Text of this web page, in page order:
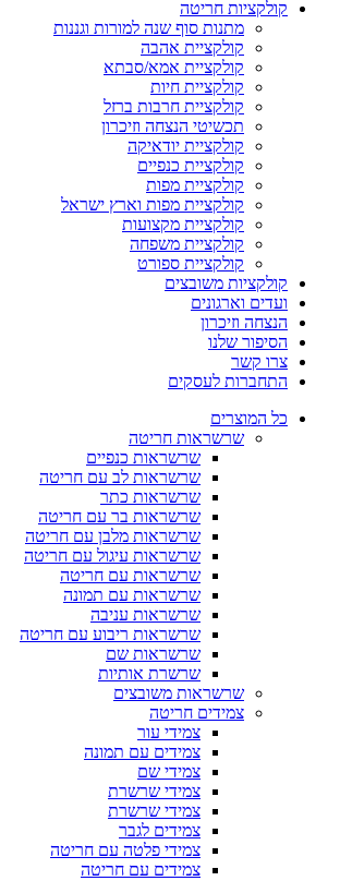
קולקציות חריטה
מתנות סוף שנה למורות וגננות
קולקציית אהבה
קולקציית אמא/סבתא
קולקציית חיות
קולקציית חרבות ברזל
תכשיטי הנצחה וזיכרון
קולקציית יודאיקה
קולקציית כנפיים
קולקציית מפות
קולקציית מפות וארץ ישראל
קולקציית מקצועות
קולקציית משפחה
קולקציית ספורט
קולקציות משובצים
ועדים וארגונים
הנצחה וזיכרון
הסיפור שלנו
צרו קשר
התחברות לעסקים
כל המוצרים
שרשראות חריטה
שרשראות כנפיים
שרשראות לב עם חריטה
שרשראות כתר
שרשראות בר עם חריטה
שרשראות מלבן עם חריטה
שרשראות עיגול עם חריטה
שרשראות עם חריטה
שרשראות עם תמונה
שרשראות עניבה
שרשראות ריבוע עם חריטה
שרשראות שם
שרשרת אותיות
שרשראות משובצים
צמידים חריטה
צמידי עור
צמידים עם תמונה
צמידי שם
צמידי שרשרת
צמידי שרשרת
צמידים לגבר
צמידי פלטה עם חריטה
צמידים עם חריטה